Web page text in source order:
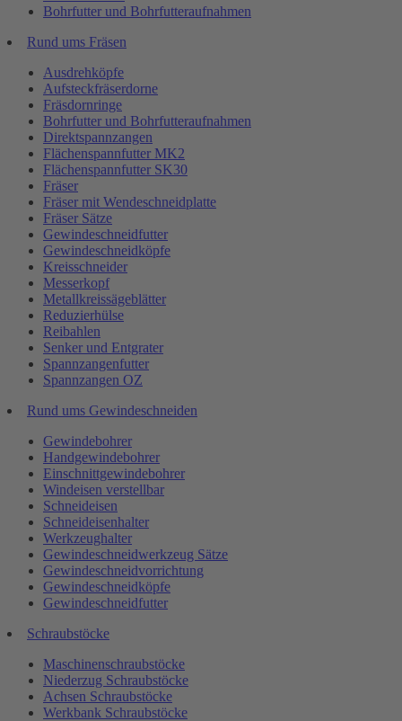
Bohrfutter und Bohrfutteraufnahmen
Rund ums Fräsen
Ausdrehköpfe
Aufsteckfräserdorne
Fräsdornringe
Bohrfutter und Bohrfutteraufnahmen
Direktspannzangen
Flächenspannfutter MK2
Flächenspannfutter SK30
Fräser
Fräser mit Wendeschneidplatte
Fräser Sätze
Gewindeschneidfutter
Gewindeschneidköpfe
Kreisschneider
Messerkopf
Metallkreissägeblätter
Reduzierhülse
Reibahlen
Senker und Entgrater
Spannzangenfutter
Spannzangen OZ
Rund ums Gewindeschneiden
Gewindebohrer
Handgewindebohrer
Einschnittgewindebohrer
Windeisen verstellbar
Schneideisen
Schneideisenhalter
Werkzeughalter
Gewindeschneidwerkzeug Sätze
Gewindeschneidvorrichtung
Gewindeschneidköpfe
Gewindeschneidfutter
Schraubstöcke
Maschinenschraubstöcke
Niederzug Schraubstöcke
Achsen Schraubstöcke
Werkbank Schraubstöcke